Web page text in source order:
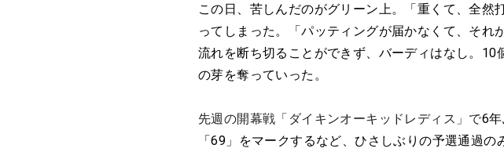
この日、苦しんだのがグリーン上。「重くて、全然
ってしまった。「パッティングが届かなくて、それ
流れを断ち切ることができず、バーディはなし。
の芽を奪っていった。
先週の開幕戦「ダイキンオーキッドレディス」で6
「69」をマークするなど、ひさしぶりの予選通過